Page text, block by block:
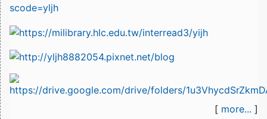
[ more... ]